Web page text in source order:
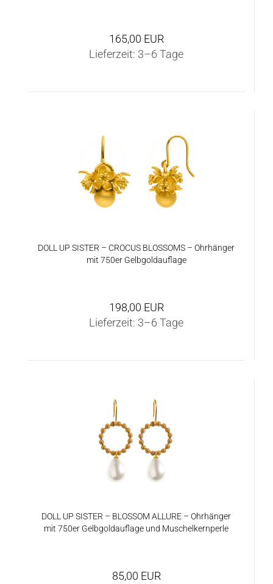
165,00 EUR
Lieferzeit: 3–6 Tage
DOLL UP SIS­TER – CRO­CUS BLOS­SOMS – Ohr­hän­ger
mit 750er Gelb­gold­auf­la­ge
198,00 EUR
Lieferzeit: 3–6 Tage
DOLL UP SIS­TER – BLOS­SOM AL­LU­RE – Ohr­hän­ger
mit 750er Gelb­gold­auf­la­ge und Mu­schel­kern­per­le
85,00 EUR